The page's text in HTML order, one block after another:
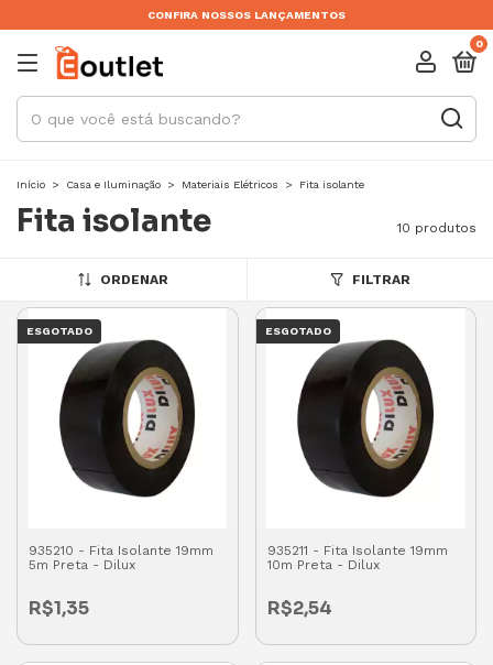
CONFIRA NOSSOS LANÇAMENTOS
0
Início > Casa e Iluminação > Materiais Elétricos > Fita isolante
Fita isolante 10 produtos
ORDENAR FILTRAR
ESGOTADO
935210 - Fita Isolante 19mm
5m Preta - Dilux
R$1,35
ESGOTADO
935211 - Fita Isolante 19mm
10m Preta - Dilux
R$2,54